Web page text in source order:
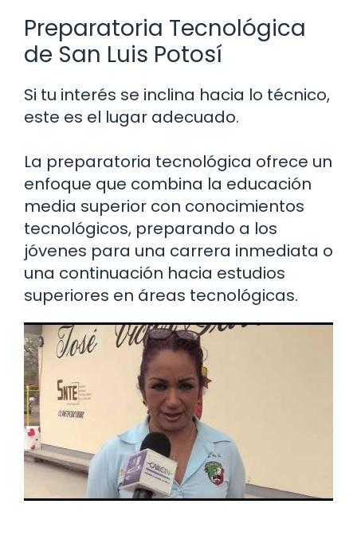
Preparatoria Tecnológica
de San Luis Potosí
Si tu interés se inclina hacia lo técnico,
este es el lugar adecuado.
La preparatoria tecnológica ofrece un
enfoque que combina la educación
media superior con conocimientos
tecnológicos, preparando a los
jóvenes para una carrera inmediata o
una continuación hacia estudios
superiores en áreas tecnológicas.